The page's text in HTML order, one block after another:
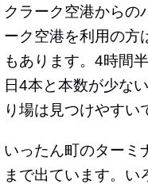
クラーク空港からの
ーク空港を利用の方
もあります。4時間
日4本と本数が少な
り場は見つけやすい
いったん町のターミ
まで出ています。い